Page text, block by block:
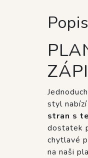
Popis
styl
stran s
dostatek
chytlavé
na naši